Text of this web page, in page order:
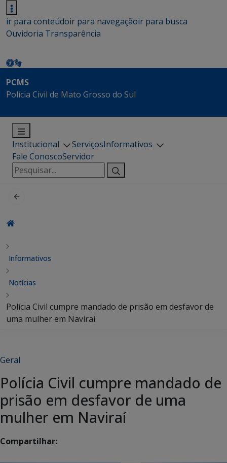
ir para conteúdoir para navegaçãoir para busca
Ouvidoria Transparência
PCMS
Polícia Civil de Mato Grosso do Sul
Institucional ServiçosInformativos
Fale ConoscoServidor
Pesquisar
por:
Informativos
Notícias
Polícia Civil cumpre mandado de prisão em desfavor de
uma mulher em Naviraí
Geral
Polícia Civil cumpre mandado de
prisão em desfavor de uma
mulher em Naviraí
Compartilhar: